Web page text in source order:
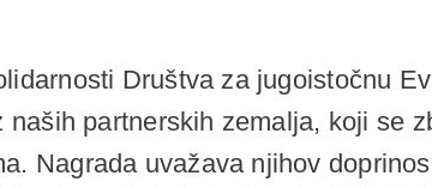
Društva za jugoistočnu
naših partnerskih zemalja, koji se
Nagrada uvažava njihov